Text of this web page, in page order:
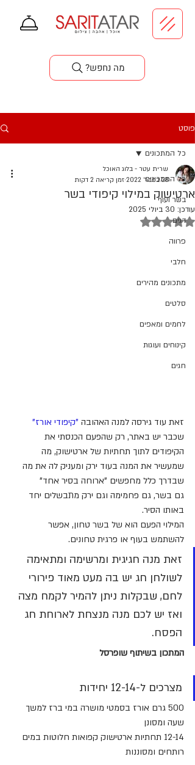
?מה נחפש
פוסט
כל המתכונים
בשר ועוף
דגים
פרווה
חלבי
מתכונים מהירים
סלטים
לחמים ומאפים
קינוחים ועוגות
חגים
כל המתכונים
ארטישוק במילוי קיפודי בשר
שרית עטר - בלוג האוכל
28 בפבר׳ 2022
זמן קריאה 2 דקות
עודכן: 30 ביולי 2025
דירוג של NaN מתוך 5 כוכבים
זאת עוד גירסה למנה האהובה "קיפודי אורז"
שכבר יש באתר, רק שהפעם הכנסתי את
הקיפודים לתוך תחתיות של ארטישוק, מה
שמעשיר את המנה בעוד ירק ומעניק לה את מה
שבדרך כלל מחפשים "ארוחה בסיר אחד"
גם בשר, גם פחמימה וגם ירק מתבשלים יחד
באותו הסיר.
המילוי הפעם הוא של בשר טחון, אפשר
להשתמש בעוף או פרגית טחונים.
זאת מנה חגיגית ומרשימה ומתאימה
לשולחן חג יש בה מעט מאוד פירורי
לחם, שבקלות ניתן להמיר לקמח מצה
ואז יש לכם מנה מנצחת לארוחת חג
הפסח.
המתכון בשיתוף שופרסל
מצרכים ל-12-14 יחידות
500 גרם אורז בסמטי מושרה במי ברז למשך
שעה ומסונן
12-14 תחתיות ארטישוק קפואות חלוטות במים
רותחים ומסוננות